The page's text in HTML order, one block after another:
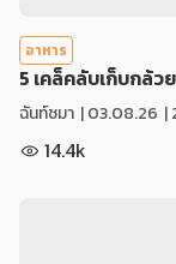
อาหาร
5 เคล็คลับเก็บกล้ว
ฉันท์ชมา |03.08.26 |
14.4k